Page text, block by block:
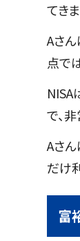
てき
Aさ
点で
NISA
で、
Aさ
だけ
富